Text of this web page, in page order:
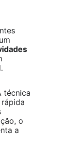
técnica
o
a